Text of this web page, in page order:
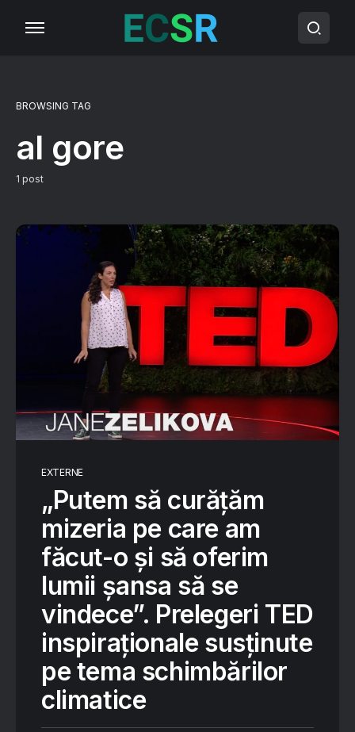
BROWSING TAG
al gore
1 post
EXTERNE
„Putem să curățăm
mizeria pe care am
făcut-o și să oferim
lumii șansa să se
vindece”. Prelegeri TED
inspiraționale susținute
pe tema schimbărilor
climatice